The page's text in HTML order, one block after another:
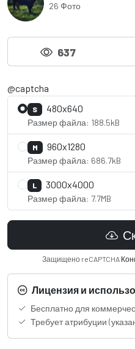
26 Фото
637
@captcha
S 480x640
Размер файла: 188.5kB
M 960x1280
Размер файла: 686.7kB
L 3000x4000
Размер файла: 7.7MB
Защищено reCAPTCHA
Лицензия и
Бесплатно для
Требует атрибуции